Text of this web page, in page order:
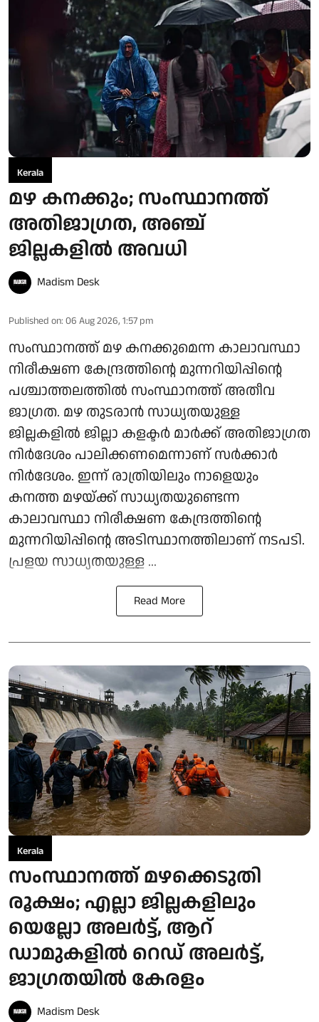
Kerala
മഴ കനക്കും; സംസ്ഥാനത്ത്
അതിജാഗ്രത, അഞ്ച്
ജില്ലകളില്‍ അവധി
Madism Desk
Published on: 06 Aug 2026, 1:57 pm
സംസ്ഥാനത്ത് മഴ കനക്കുമെന്ന കാലാവസ്ഥാ
നിരീക്ഷണ കേന്ദ്രത്തിന്റെ മുന്നറിയിപ്പിന്റെ
പശ്ചാത്തലത്തില്‍ സംസ്ഥാനത്ത് അതീവ
ജാഗ്രത. മഴ തുടരാന്‍ സാധ്യതയുള്ള
ജില്ലകളില്‍ ജില്ലാ കളക്ടര്‍ മാര്‍ക്ക് അതിജാഗ്രത
നിര്‍ദേശം പാലിക്കണമെന്നാണ് സര്‍ക്കാര്‍
നിര്‍ദേശം. ഇന്ന് രാത്രിയിലും നാളെയും
കനത്ത മഴയ്ക്ക് സാധ്യതയുണ്ടെന്ന
കാലാവസ്ഥാ നിരീക്ഷണ കേന്ദ്രത്തിന്റെ
മുന്നറിയിപ്പിന്റെ അടിസ്ഥാനത്തിലാണ് നടപടി.
പ്രളയ സാധ്യതയുള്ള ...
Read More
Kerala
സംസ്ഥാനത്ത് മഴക്കെടുതി
രൂക്ഷം; എല്ലാ ജില്ലകളിലും
യെല്ലോ അലര്‍ട്ട്, ആറ്
ഡാമുകളില്‍ റെഡ് അലര്‍ട്ട്,
ജാഗ്രതയില്‍ കേരളം
Madism Desk